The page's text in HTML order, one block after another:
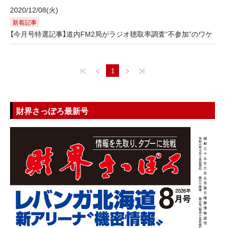
2020/12/08(火)
新着記事
【今月号特選記事】道内FM2局がラジオ聴取率調査“不参加”のワケ
1
財界さっぽろ最新号